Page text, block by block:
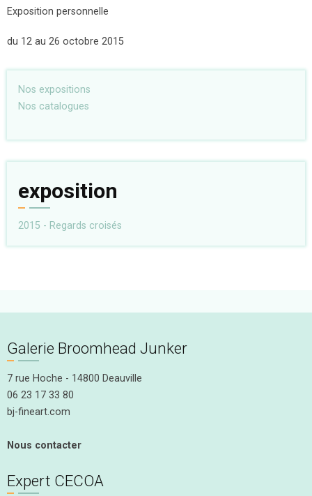
Exposition personnelle
du 12 au 26 octobre 2015
Nos expositions
Nos catalogues
exposition
2015 - Regards croisés
Galerie Broomhead Junker
7 rue Hoche - 14800 Deauville
06 23 17 33 80
bj-fineart.com
Nous contacter
Expert CECOA